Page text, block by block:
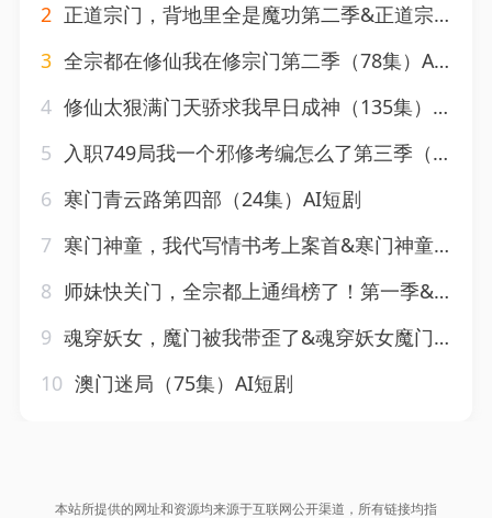
2 正道宗门，背地里全是魔功第二季&正道宗门背地里全是魔功第二季（130集）AI短剧
3 全宗都在修仙我在修宗门第二季（78集）AI短剧
4 修仙太狠满门天骄求我早日成神（135集）AI短剧
5 入职749局我一个邪修考编怎么了第三季（63集）AI短剧
6 寒门青云路第四部（24集）AI短剧
7 寒门神童，我代写情书考上案首&寒门神童我代写情书考上案首（70集）AI短剧
8 师妹快关门，全宗都上通缉榜了！第一季&师妹快关门全宗都上通缉榜了第一季（79集）AI短剧
9 魂穿妖女，魔门被我带歪了&魂穿妖女魔门被我带歪了（51集）AI短剧
10 澳门迷局（75集）AI短剧
本站所提供的网址和资源均来源于互联网公开渠道，所有链接均指